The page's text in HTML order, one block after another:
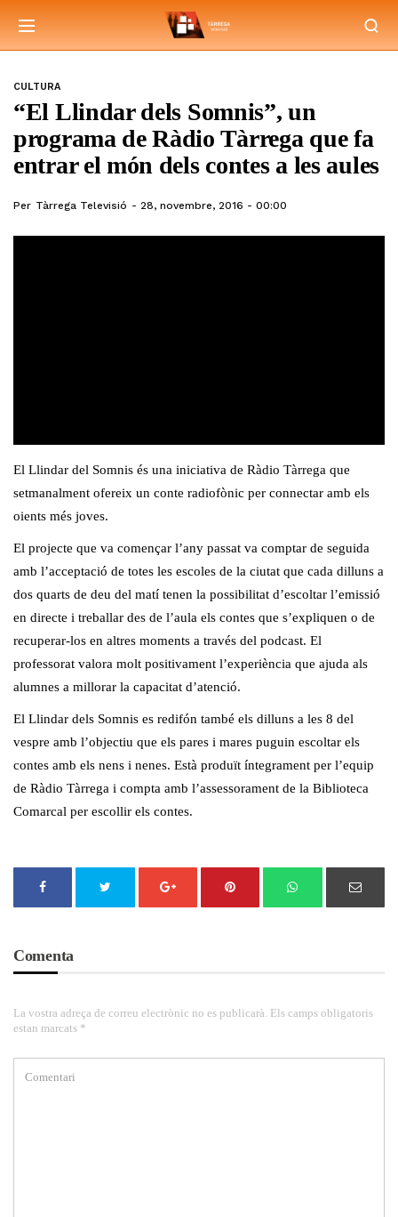
CULTURA
“El Llindar dels Somnis”, un
programa de Ràdio Tàrrega que fa
entrar el món dels contes a les aules
Per Tàrrega Televisió 28, novembre, 2016 - 00:00
El Llindar del Somnis és una iniciativa de Ràdio Tàrrega que
setmanalment ofereix un conte radiofònic per connectar amb els
oients més joves.
El projecte que va començar l’any passat va comptar de seguida
amb l’acceptació de totes les escoles de la ciutat que cada dilluns a
dos quarts de deu del matí tenen la possibilitat d’escoltar l’emissió
en directe i treballar des de l’aula els contes que s’expliquen o de
recuperar-los en altres moments a través del podcast. El
professorat valora molt positivament l’experiència que ajuda als
alumnes a millorar la capacitat d’atenció.
El Llindar dels Somnis es redifón també els dilluns a les 8 del
vespre amb l’objectiu que els pares i mares puguin escoltar els
contes amb els nens i nenes. Està produït íntegrament per l’equip
de Ràdio Tàrrega i compta amb l’assessorament de la Biblioteca
Comarcal per escollir els contes.
Comenta
La vostra adreça de correu electrònic no es publicarà. Els camps obligatoris
estan marcats *